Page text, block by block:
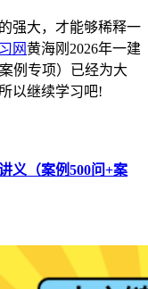
强大，才能够稀释一
网黄海刚2026年一建
例专项）已经为大
以继续学习吧!
义（案例500问+案